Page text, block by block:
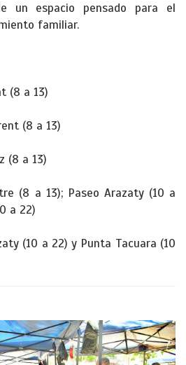
un espacio pensado para el
familiar.
(8 a 13)
(8 a 13)
(8 a 13)
(8 a 13); Paseo Arazaty (10 a
a 22)
(10 a 22) y Punta Tacuara (10